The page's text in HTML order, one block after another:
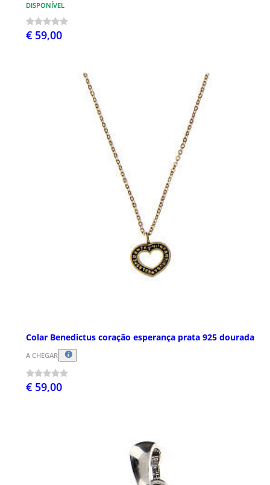
DISPONÍVEL
€ 59,00
Colar Benedictus coração esperança prata 925 dourada
A CHEGAR
€ 59,00